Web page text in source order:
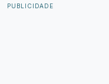
PUBLICIDADE